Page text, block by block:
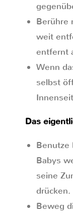
Berühre
weit
entfernt
Wenn
selbst
Das
Benutze
Babys
seine
drücken.
Beweg